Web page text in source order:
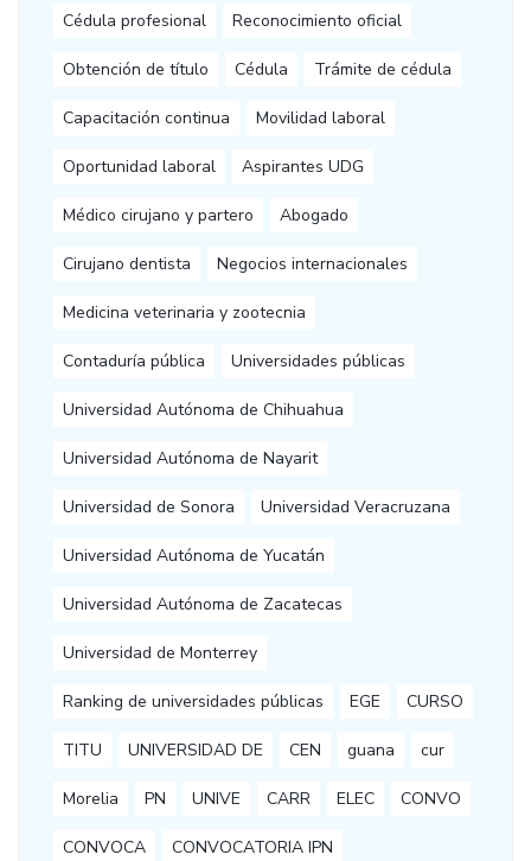
Cédula profesional Reconocimiento oficial
Obtención de título Cédula Trámite de cédula
Capacitación continua Movilidad laboral
Oportunidad laboral Aspirantes UDG
Médico cirujano y partero Abogado
Cirujano dentista Negocios internacionales
Medicina veterinaria y zootecnia
Contaduría pública Universidades públicas
Universidad Autónoma de Chihuahua
Universidad Autónoma de Nayarit
Universidad de Sonora Universidad Veracruzana
Universidad Autónoma de Yucatán
Universidad Autónoma de Zacatecas
Universidad de Monterrey
Ranking de universidades públicas EGE CURSO
TITU UNIVERSIDAD DE CEN guana cur
Morelia PN UNIVE CARR ELEC CONVO
CONVOCA CONVOCATORIA IPN